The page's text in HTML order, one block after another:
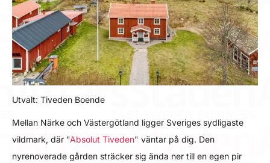
Utvalt: Tiveden Boende
Mellan Närke och Västergötland ligger Sveriges sydligaste
vildmark, där "Absolut Tiveden" väntar på dig. Den
nyrenoverade gården sträcker sig ända ner till en egen pir